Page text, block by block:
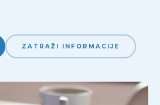
ZATRAŽI INFORMACIJE